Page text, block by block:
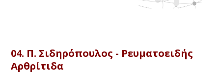
04. Π. Σιδηρόπουλος - Ρευματοειδής
Aρθρίτιδα